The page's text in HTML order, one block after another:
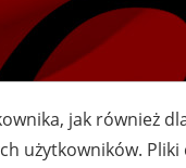
jak również
użytkowników.